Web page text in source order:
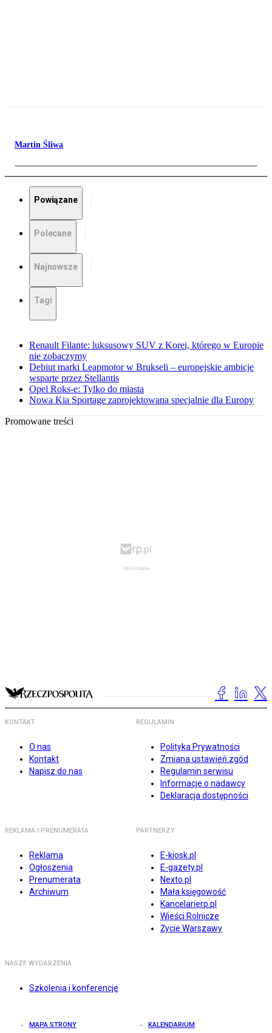
Martin Śliwa
Powiązane
Polecane
Najnowsze
Tagi
Renault Filante: luksusowy SUV z Korei, którego w Europie
nie zobaczymy
Debiut marki Leapmotor w Brukseli – europejskie ambicje
wsparte przez Stellantis
Opel Roks-e: Tylko do miasta
Nowa Kia Sportage zaprojektowana specjalnie dla Europy
Promowane treści
KONTAKT
O nas
Kontakt
Napisz do nas
REGULAMIN
Polityka Prywatności
Zmiana ustawień zgód
Regulamin serwisu
Informacje o nadawcy
Deklaracja dostępności
REKLAMA I PRENUMERATA
Reklama
Ogłoszenia
Prenumerata
Archiwum
PARTNERZY
E-kiosk.pl
E-gazety.pl
Nexto.pl
Mała księgowość
Kancelarierp.pl
Wieści Rolnicze
Życie Warszawy
NASZE WYDARZENIA
Szkolenia i konferencje
MAPA STRONY KALENDARIUM